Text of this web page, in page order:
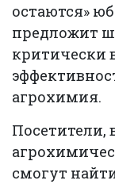
остаются»
предложит
критически
агрохимия.
Посетители,
смогут